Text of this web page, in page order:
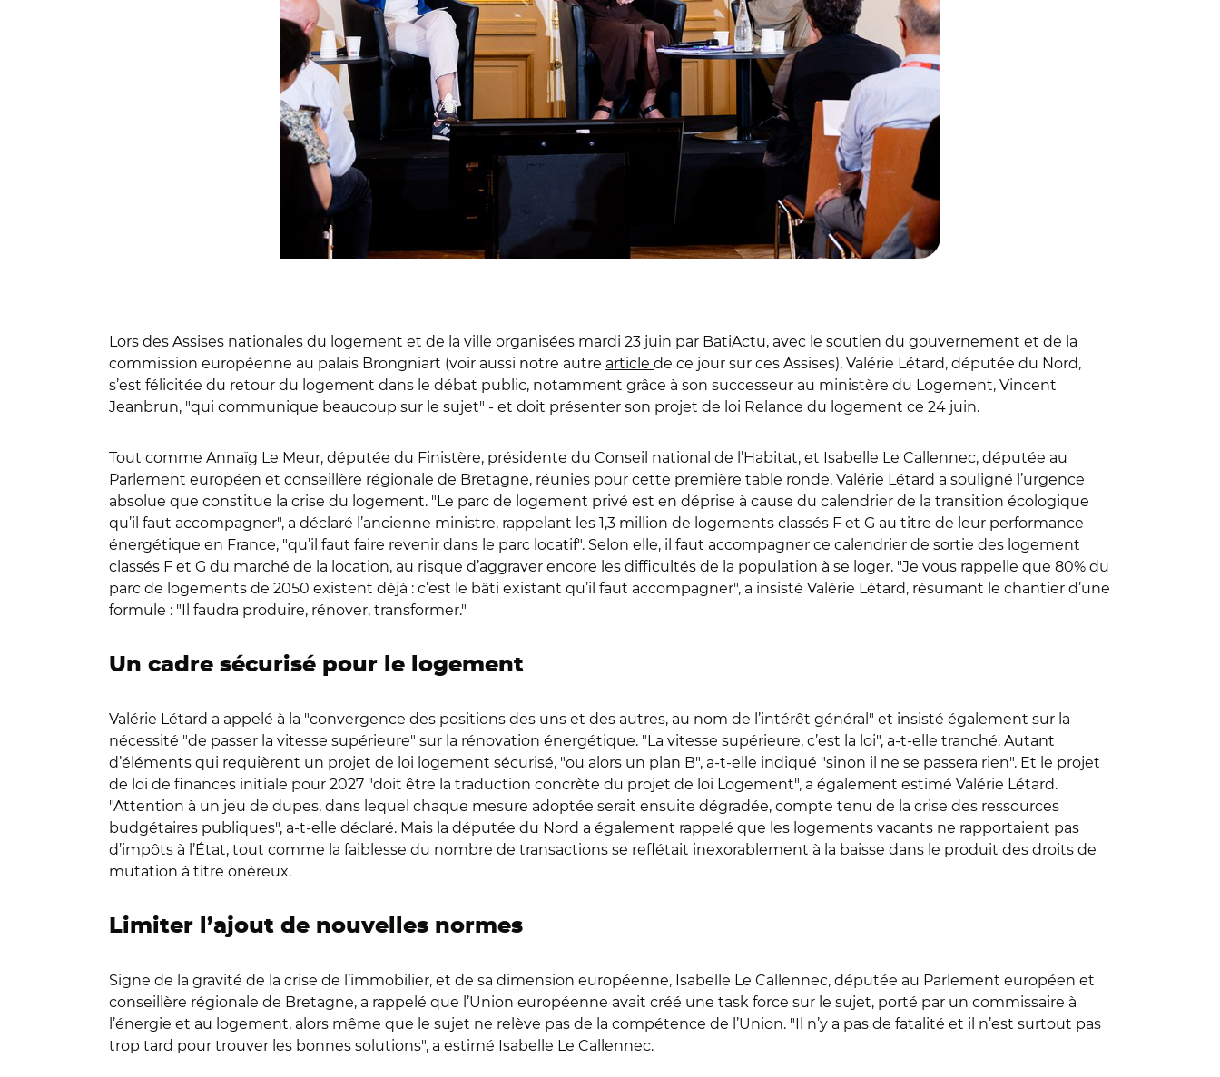
Lors des Assises nationales du logement et de la ville organisées mardi 23 juin par BatiActu, avec le soutien du gouvernement et de la
commission européenne au palais Brongniart (voir aussi notre autre article de ce jour sur ces Assises), Valérie Létard, députée du Nord,
s’est félicitée du retour du logement dans le débat public, notamment grâce à son successeur au ministère du Logement, Vincent
Jeanbrun, "qui communique beaucoup sur le sujet" - et doit présenter son projet de loi Relance du logement ce 24 juin.
Tout comme Annaïg Le Meur, députée du Finistère, présidente du Conseil national de l’Habitat, et Isabelle Le Callennec, députée au
Parlement européen et conseillère régionale de Bretagne, réunies pour cette première table ronde, Valérie Létard a souligné l’urgence
absolue que constitue la crise du logement. "Le parc de logement privé est en déprise à cause du calendrier de la transition écologique
qu’il faut accompagner", a déclaré l’ancienne ministre, rappelant les 1,3 million de logements classés F et G au titre de leur performance
énergétique en France, "qu’il faut faire revenir dans le parc locatif". Selon elle, il faut accompagner ce calendrier de sortie des logement
classés F et G du marché de la location, au risque d’aggraver encore les difficultés de la population à se loger. "Je vous rappelle que 80% du
parc de logements de 2050 existent déjà : c’est le bâti existant qu’il faut accompagner", a insisté Valérie Létard, résumant le chantier d’une
formule : "Il faudra produire, rénover, transformer."
Un cadre sécurisé pour le logement
Valérie Létard a appelé à la "convergence des positions des uns et des autres, au nom de l’intérêt général" et insisté également sur la
nécessité "de passer la vitesse supérieure" sur la rénovation énergétique. "La vitesse supérieure, c’est la loi", a-t-elle tranché. Autant
d’éléments qui requièrent un projet de loi logement sécurisé, "ou alors un plan B", a-t-elle indiqué "sinon il ne se passera rien". Et le projet
de loi de finances initiale pour 2027 "doit être la traduction concrète du projet de loi Logement", a également estimé Valérie Létard.
"Attention à un jeu de dupes, dans lequel chaque mesure adoptée serait ensuite dégradée, compte tenu de la crise des ressources
budgétaires publiques", a-t-elle déclaré. Mais la députée du Nord a également rappelé que les logements vacants ne rapportaient pas
d’impôts à l’État, tout comme la faiblesse du nombre de transactions se reflétait inexorablement à la baisse dans le produit des droits de
mutation à titre onéreux.
Limiter l’ajout de nouvelles normes
Signe de la gravité de la crise de l’immobilier, et de sa dimension européenne, Isabelle Le Callennec, députée au Parlement européen et
conseillère régionale de Bretagne, a rappelé que l’Union européenne avait créé une task force sur le sujet, porté par un commissaire à
l’énergie et au logement, alors même que le sujet ne relève pas de la compétence de l’Union. "Il n’y a pas de fatalité et il n’est surtout pas
trop tard pour trouver les bonnes solutions", a estimé Isabelle Le Callennec.